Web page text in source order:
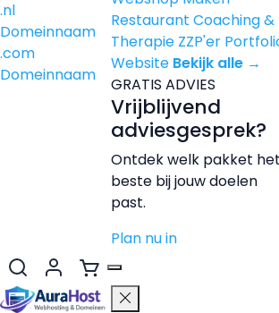
.nl
Domeinnaam
.com
Domeinnaam
Restaurant Coaching &
Therapie ZZP'er
Website Bekijk alle →
GRATIS ADVIES
Vrijblijvend
adviesgesprek?
Ontdek welk pakket het
beste bij jouw doelen
past.
Plan nu in